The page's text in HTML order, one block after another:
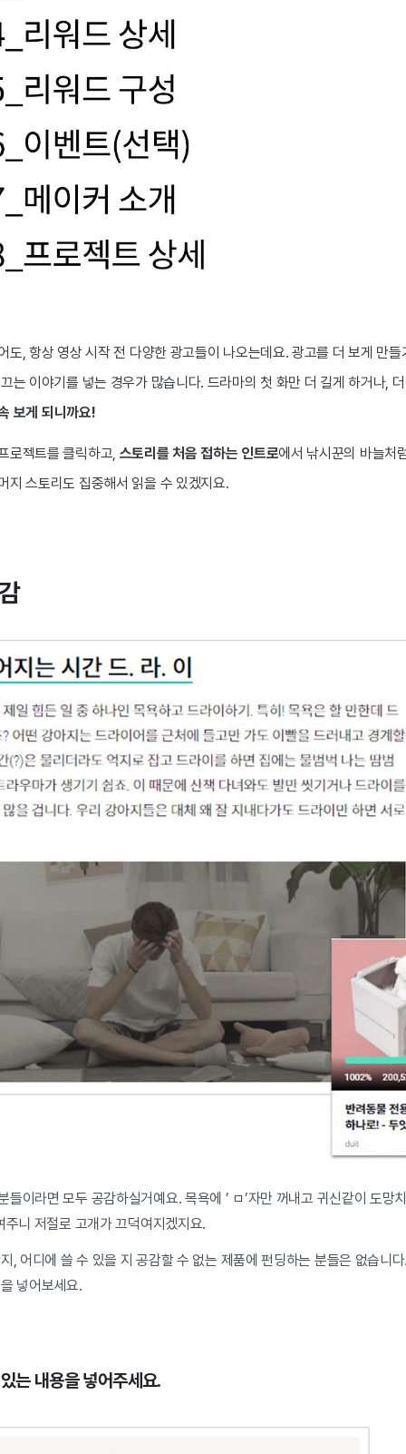
도, 항상 영상 시작 전 다양한 광고들이 나오는데요. 광고를 더 보게 만
는 이야기를 넣는 경우가 많습니다. 드라마의 첫 화만 더 길게 하거나,
보게 되니까요!
로젝트를 클릭하고, 스토리를 처음 접하는 인트로에서 낚시꾼의 바늘처
지 스토리도 집중해서 읽을 수 있겠지요.
들이라면 모두 공감하실거예요. 목욕에 ’ ㅁ’자만 꺼내고 귀신같이 도망
니 저절로 고개가 끄덕여지겠지요.
, 어디에 쓸 수 있을 지 공감할 수 없는 제품에 펀딩하는 분들은 없습니
넣어보세요.
는 내용을 넣어주세요.